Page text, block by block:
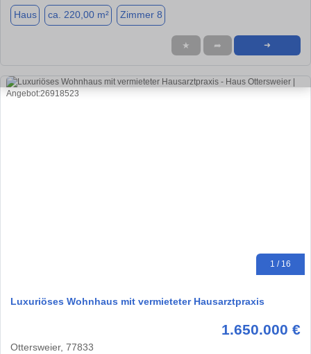
Haus ca. 220,00 m² Zimmer 8
★ ➦ ➜
1 / 16
Luxuriöses Wohnhaus mit vermieteter Hausarztpraxis
1.650.000 €
Ottersweier, 77833